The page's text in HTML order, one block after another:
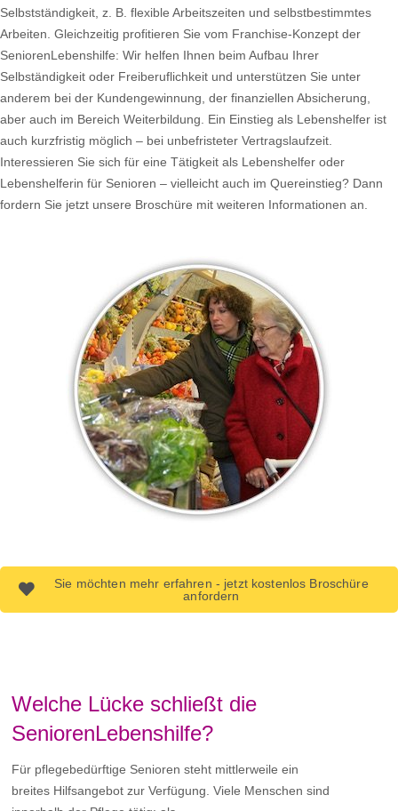
Selbstständigkeit, z. B. flexible Arbeitszeiten und selbstbestimmtes
Arbeiten. Gleichzeitig profitieren Sie vom Franchise-Konzept der
SeniorenLebenshilfe: Wir helfen Ihnen beim Aufbau Ihrer
Selbständigkeit oder Freiberuflichkeit und unterstützen Sie unter
anderem bei der Kundengewinnung, der finanziellen Absicherung,
aber auch im Bereich Weiterbildung. Ein Einstieg als Lebenshelfer ist
auch kurzfristig möglich – bei unbefristeter Vertragslaufzeit.
Interessieren Sie sich für eine Tätigkeit als Lebenshelfer oder
Lebenshelferin für Senioren – vielleicht auch im Quereinstieg? Dann
fordern Sie jetzt unsere Broschüre mit weiteren Informationen an.
Sie möchten mehr erfahren - jetzt kostenlos Broschüre
anfordern
Welche Lücke schließt die
SeniorenLebenshilfe?
Für pflegebedürftige Senioren steht mittlerweile ein
breites Hilfsangebot zur Verfügung. Viele Menschen sind